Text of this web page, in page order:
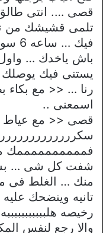
قصى …. انتى
باش ياخدك …
يستنى فيك
رنا … << مع بكاء
اسمعنى ..
قصى << مع عياط
فممممممممممك
شفت كل شى …
منك … الغلط فى
تانيه وينضحك
رخيصه
والا رجع لنفس